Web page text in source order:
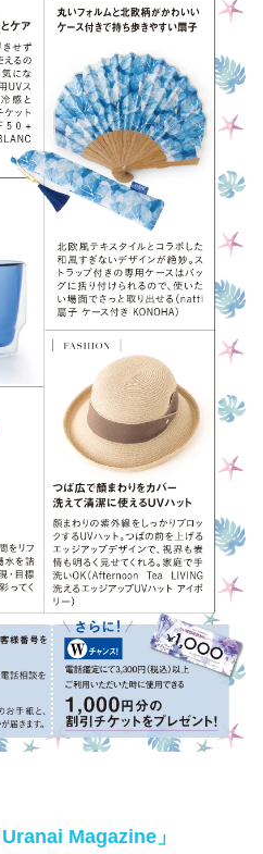
Magazine」